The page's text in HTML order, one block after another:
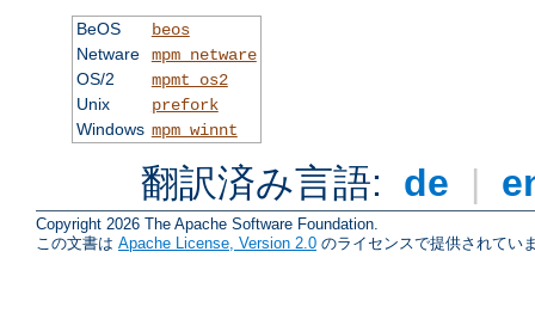
BeOS
beos
Netware
mpm_netware
OS/2
mpmt_os2
Unix
prefork
Windows mpm_winnt
翻訳済み言語: de |
Copyright 2026 The Apache Software Foundation.
この文書は Apache License, Version 2.0 のライセンスで提供されてい